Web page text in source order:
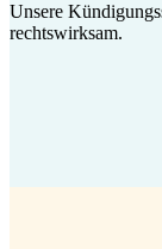
Unsere
rechtswirksam.